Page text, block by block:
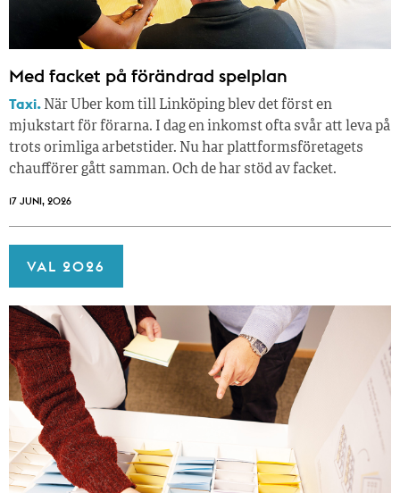
Med facket på förändrad spelplan
Taxi. När Uber kom till Linköping blev det först en
mjukstart för förarna. I dag en inkomst ofta svår att leva på
trots orimliga arbetstider. Nu har plattformsföretagets
chaufförer gått samman. Och de har stöd av facket.
17 JUNI, 2026
VAL 2026